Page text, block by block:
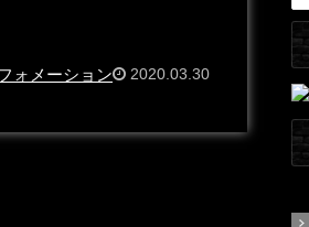
2020.03.30
ォメーション